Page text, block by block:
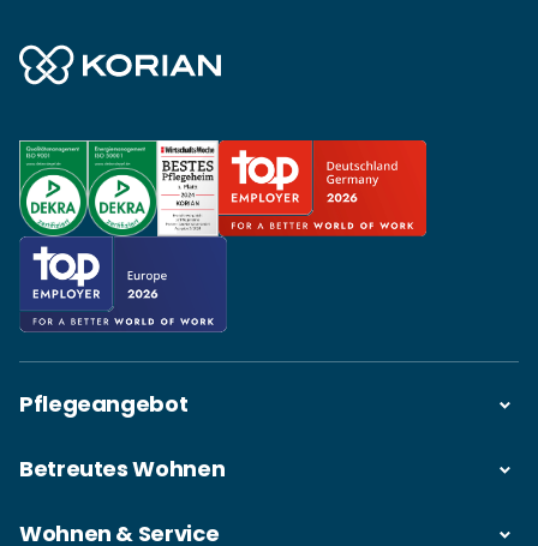
Pflegeangebot
Betreutes Wohnen
Wohnen & Service